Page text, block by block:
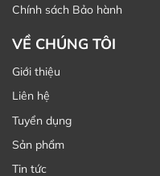
Chính sách Bảo hành
VỀ CHÚNG TÔI
Giới thiệu
Liên hệ
Tuyển dụng
Sản phẩm
Tin tức